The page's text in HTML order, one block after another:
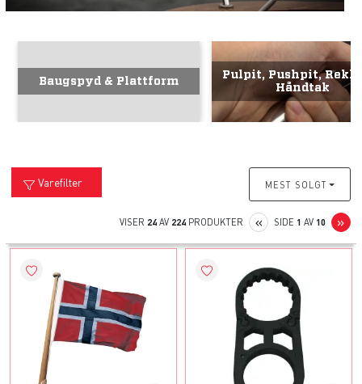
Baugspyd & Plattform
Pulpit, Pushpit,
Håndtak
Varefilter MEST SOLGT
VISER 24AV 224PRODUKTER «PREVIOUS
SIDE 1 AV 10 »